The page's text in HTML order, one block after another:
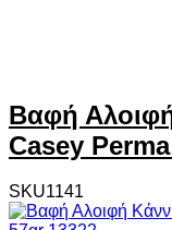
Βαφή
Casey
SKU1141